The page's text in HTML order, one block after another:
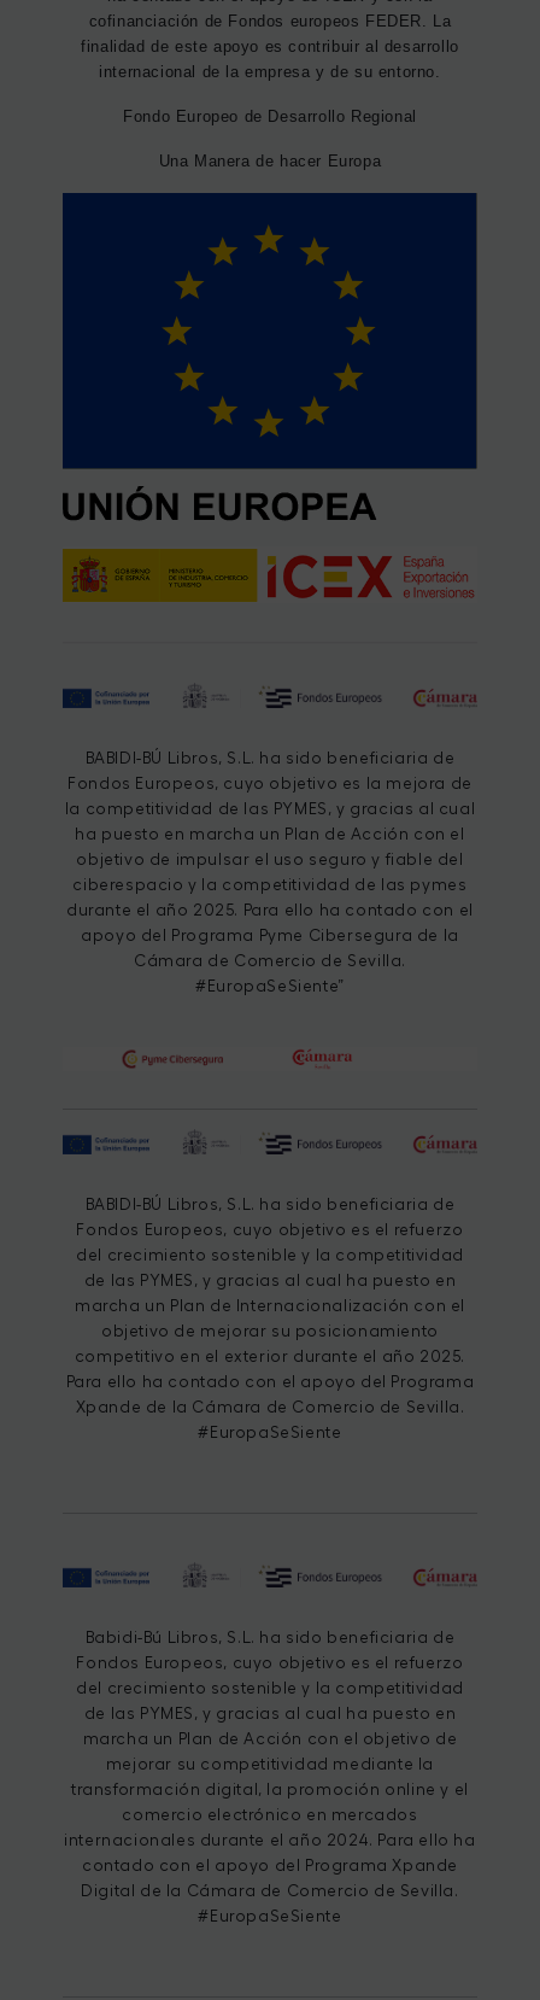
cofinanciación de Fondos europeos FEDER. La
finalidad de este apoyo es contribuir al desarrollo
internacional de la empresa y de su entorno.
Fondo Europeo de Desarrollo Regional
Una Manera de hacer Europa
BABIDI-BÚ Libros, S.L. ha sido beneficiaria de
Fondos Europeos, cuyo objetivo es la mejora de
la competitividad de las PYMES, y gracias al cual
ha puesto en marcha un Plan de Acción con el
objetivo de impulsar el uso seguro y fiable del
ciberespacio y la competitividad de las pymes
durante el año 2025. Para ello ha contado con el
apoyo del Programa Pyme Cibersegura de la
Cámara de Comercio de Sevilla.
#EuropaSeSiente”
BABIDI-BÚ Libros, S.L. ha sido beneficiaria de
Fondos Europeos, cuyo objetivo es el refuerzo
del crecimiento sostenible y la competitividad
de las PYMES, y gracias al cual ha puesto en
marcha un Plan de Internacionalización con el
objetivo de mejorar su posicionamiento
competitivo en el exterior durante el año 2025.
Para ello ha contado con el apoyo del Programa
Xpande de la Cámara de Comercio de Sevilla.
#EuropaSeSiente
Babidi-Bú Libros, S.L. ha sido beneficiaria de
Fondos Europeos, cuyo objetivo es el refuerzo
del crecimiento sostenible y la competitividad
de las PYMES, y gracias al cual ha puesto en
marcha un Plan de Acción con el objetivo de
mejorar su competitividad mediante la
transformación digital, la promoción online y el
comercio electrónico en mercados
internacionales durante el año 2024. Para ello ha
contado con el apoyo del Programa Xpande
Digital de la Cámara de Comercio de Sevilla.
#EuropaSeSiente